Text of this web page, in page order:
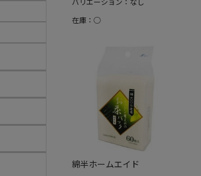
在庫：○
綿半ホームエイド